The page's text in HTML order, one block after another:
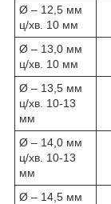
Ø – 12,5 мм
ц/хв. 10 мм
Ø – 13,0 мм
ц/хв. 10 мм
Ø – 13,5 мм
ц/хв. 10-13
мм
Ø – 14,0 мм
ц/хв. 10-13
мм
Ø – 14,5 мм